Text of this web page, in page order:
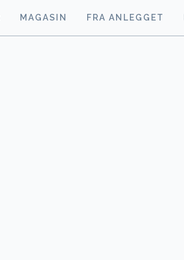
MAGASIN FRA ANLEGGET